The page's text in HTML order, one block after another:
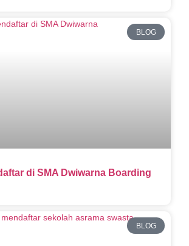
BLOG
di SMA Dwiwarna Boarding
BLOG